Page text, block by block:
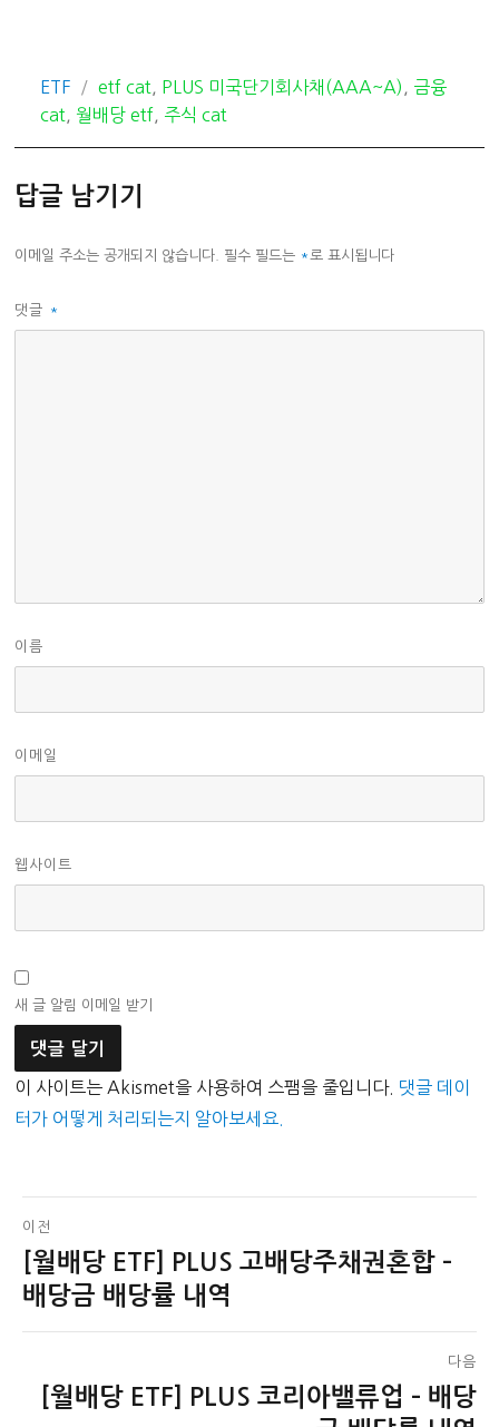
카
테
ETF
태
그
etf cat, PLUS 미국단기회사채(AAA~A) , 금융
cat, 월배당 etf, 주식 cat
답글 남기기
이메일 주소는 공개되지 않습니다. 필수 필드는 *로 표시됩니다
댓글 *
이름
이메일
웹사이트
새 글 알림 이메일 받기
이 사이트는 Akismet을 사용하여 스팸을 줄입니다. 댓글 데이
터가 어떻게 처리되는지 알아보세요.
글
탐
색
이전
이
전
[월배당 ETF] PLUS 고배당주채권혼합 –
배당금 배당률 내역
다음
[월배당 ETF] PLUS 코리아밸류업 – 배당